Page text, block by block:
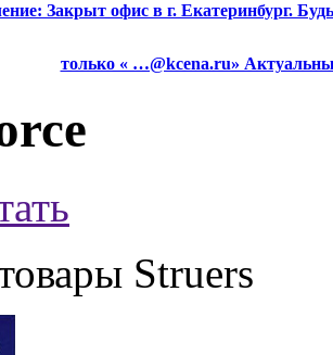
Закрыт офис в г. Екатеринбург.
только « …@kcena.ru»
Struers